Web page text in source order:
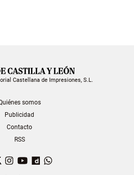
Castellana de Impresiones, S.L.
somos
Publicidad
Contacto
RSS
TwitterInstagram
YouTubeDailymotion